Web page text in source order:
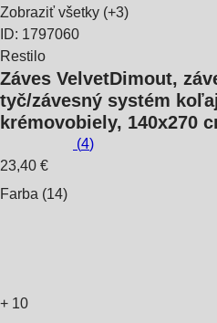
Zobraziť všetky (+3)
ID: 1797060
Restilo
Záves VelvetDimout,
tyč/závesný systém
krémovobiely, 140x270
(4)
23,40 €
Farba (14)
+ 10